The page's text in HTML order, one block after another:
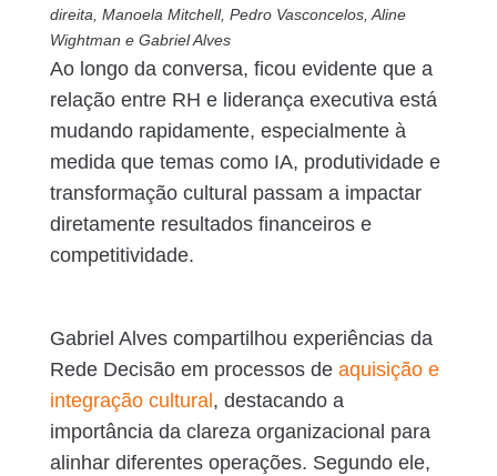
direita, Manoela Mitchell, Pedro Vasconcelos, Aline
Wightman e Gabriel Alves
Ao longo da conversa, ficou evidente que a
relação entre RH e liderança executiva está
mudando rapidamente, especialmente à
medida que temas como IA, produtividade e
transformação cultural passam a impactar
diretamente resultados financeiros e
competitividade.
Gabriel Alves compartilhou experiências da
Rede Decisão em processos de aquisição e
integração cultural , destacando a
importância da clareza organizacional para
alinhar diferentes operações. Segundo ele,